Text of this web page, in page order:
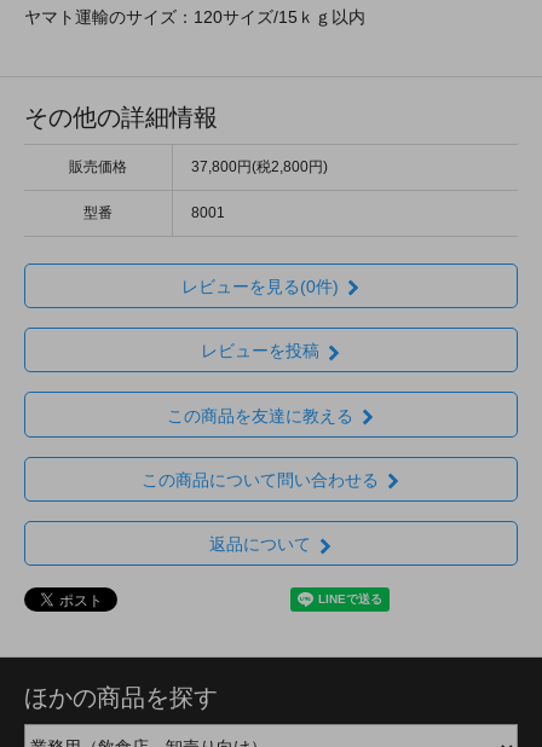
ヤマト運輸のサイズ：120サイズ/15ｋｇ以内
その他の詳細情報
販売価格 37,800円(税2,800円)
型番 8001
レビューを見る(0件)
レビューを投稿
この商品を友達に教える
この商品について問い合わせる
返品について
ほかの商品を探す